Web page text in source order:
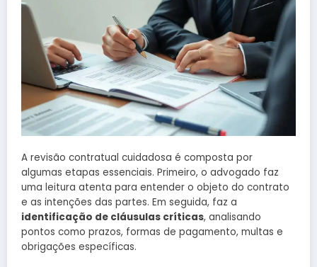
A revisão contratual cuidadosa é composta por
algumas etapas essenciais. Primeiro, o advogado faz
uma leitura atenta para entender o objeto do contrato
e as intenções das partes. Em seguida, faz a
identificação de cláusulas críticas, analisando
pontos como prazos, formas de pagamento, multas e
obrigações específicas.